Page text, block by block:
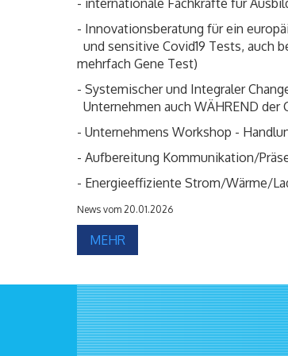
- Innovationsberatung für ein
und sensitive Covid19 Tests, auch
mehrfach Gene Test)
- Systemischer und Integraler
Unternehmen auch WÄHREND der
- Unternehmens Workshop -
- Aufbereitung Kommunikation/
- Energieeffiziente Strom/Wärme/
News vom 20.01.2026
MEHR